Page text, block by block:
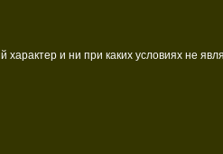
и ни при каких условиях не